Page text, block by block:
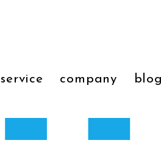
service company blog